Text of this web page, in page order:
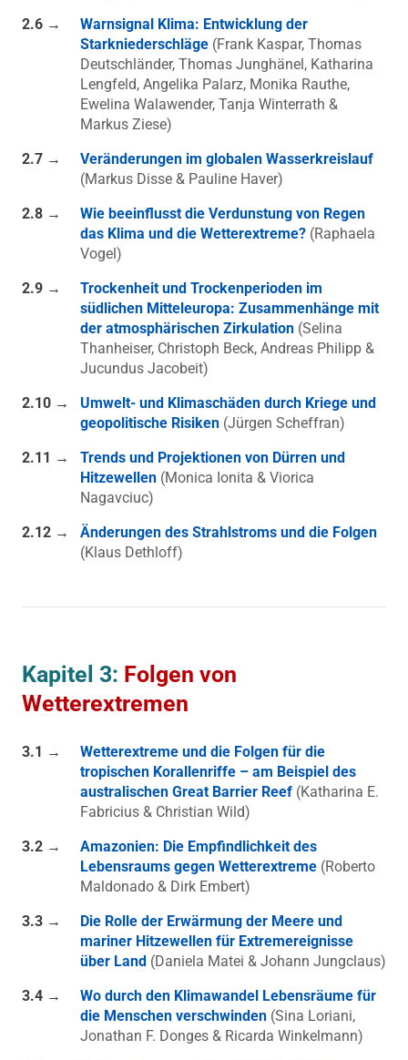
2.6 →
Warnsignal Klima: Entwicklung der
Starkniederschläge (Frank Kaspar, Thomas
Deutschländer, Thomas Junghänel, Katharina
Lengfeld, Angelika Palarz, Monika Rauthe,
Ewelina Walawender, Tanja Winterrath &
Markus Ziese)
2.7 →
Veränderungen im globalen Wasserkreislauf
(Markus Disse & Pauline Haver)
2.8 →
Wie beeinflusst die Verdunstung von Regen
das Klima und die Wetterextreme? (Raphaela
Vogel)
2.9 →
Trockenheit und Trockenperioden im
südlichen Mitteleuropa: Zusammenhänge mit
der atmosphärischen Zirkulation (Selina
Thanheiser, Christoph Beck, Andreas Philipp &
Jucundus Jacobeit)
2.10 →
Umwelt- und Klimaschäden durch Kriege und
geopolitische Risiken (Jürgen Scheffran)
2.11 →
Trends und Projektionen von Dürren und
Hitzewellen (Monica Ionita & Viorica
Nagavciuc)
2.12 →
Änderungen des Strahlstroms und die Folgen
(Klaus Dethloff)
Kapitel 3: Folgen von
Wetterextremen
3.1 →
Wetterextreme und die Folgen für die
tropischen Korallenriffe – am Beispiel des
australischen Great Barrier Reef (Katharina E.
Fabricius & Christian Wild)
3.2 →
Amazonien: Die Empfindlichkeit des
Lebensraums gegen Wetterextreme (Roberto
Maldonado & Dirk Embert)
3.3 →
Die Rolle der Erwärmung der Meere und
mariner Hitzewellen für Extremereignisse
über Land (Daniela Matei & Johann Jungclaus)
3.4 →
Wo durch den Klimawandel Lebensräume für
die Menschen verschwinden (Sina Loriani,
Jonathan F. Donges & Ricarda Winkelmann)